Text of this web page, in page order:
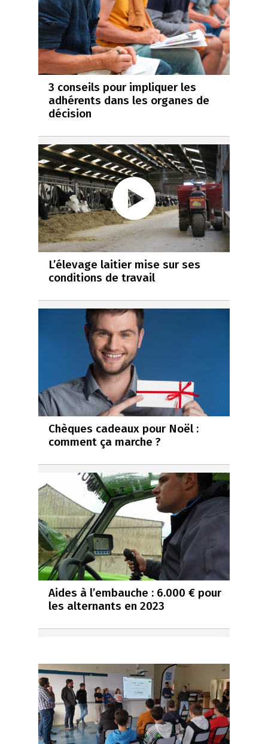
3 conseils pour impliquer les
adhérents dans les organes de
décision
L’élevage laitier mise sur ses
conditions de travail
Chèques cadeaux pour Noël :
comment ça marche ?
Aides à l’embauche : 6.000 € pour
les alternants en 2023